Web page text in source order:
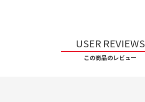
USER REVIEWS
この商品のレビュー